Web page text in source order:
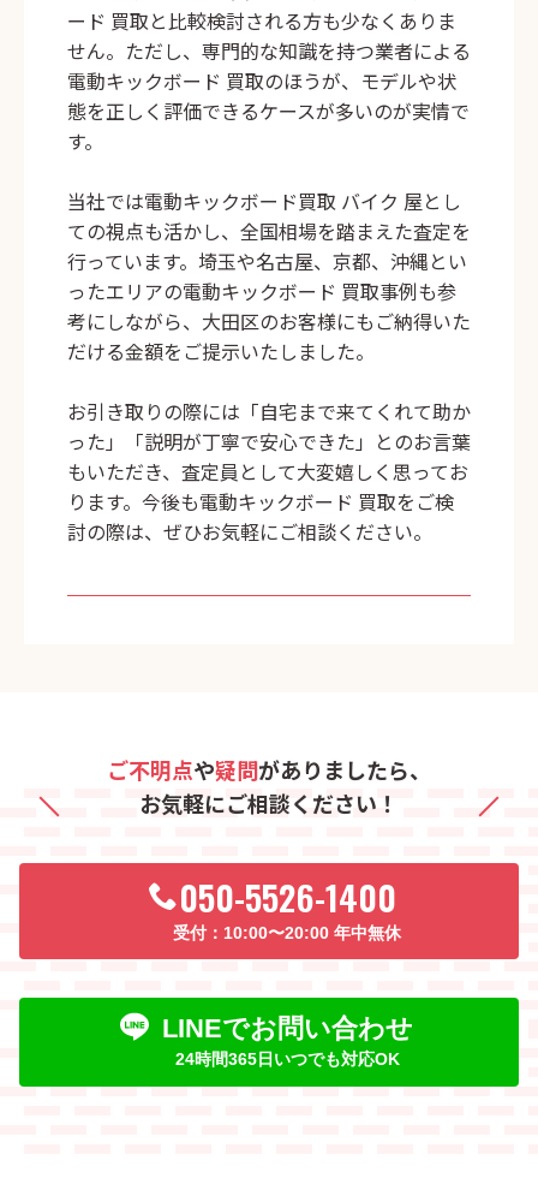
ード 買取と比較検討される方も少なくありま
せん。ただし、専門的な知識を持つ業者による
電動キックボード 買取のほうが、モデルや状
態を正しく評価できるケースが多いのが実情で
す。
当社では電動キックボード買取 バイク 屋とし
ての視点も活かし、全国相場を踏まえた査定を
行っています。埼玉や名古屋、京都、沖縄とい
ったエリアの電動キックボード 買取事例も参
考にしながら、大田区のお客様にもご納得いた
だける金額をご提示いたしました。
お引き取りの際には「自宅まで来てくれて助か
った」「説明が丁寧で安心できた」とのお言葉
もいただき、査定員として大変嬉しく思ってお
ります。今後も電動キックボード 買取をご検
討の際は、ぜひお気軽にご相談ください。
ご不明点や疑問がありましたら、
お気軽にご相談ください！
050-5526-1400
10:00〜20:00 年中無休
LINEでお問い合わせ
24時間365日いつでも対応OK